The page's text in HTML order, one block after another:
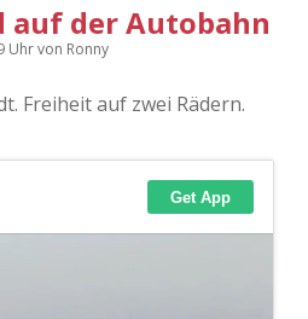
mal so
Sinnwahn
Menü
öffnen
2010
2011
2012
soundcloud
vimeo
auf der Autobahn
Uhrvon Ronny
Freiheit auf zwei Rädern.